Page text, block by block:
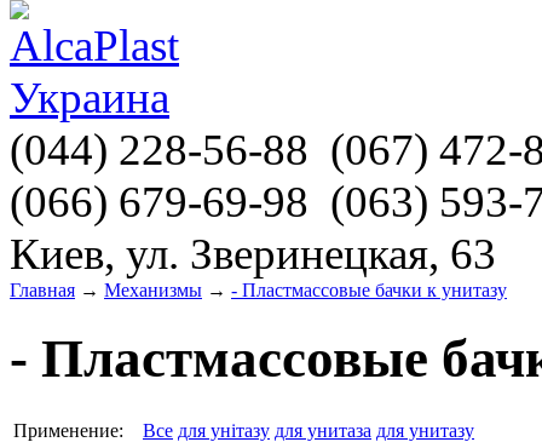
(044) 228-56-88 (067) 472-
(066) 679-69-98 (063) 593-
Киев, ул. Зверинецкая, 63
Главная → Механизмы → - Пластмассовые бачки к унитазу
- Пластмассовые
Применение: Все для унітазу для унитаза для унитазу